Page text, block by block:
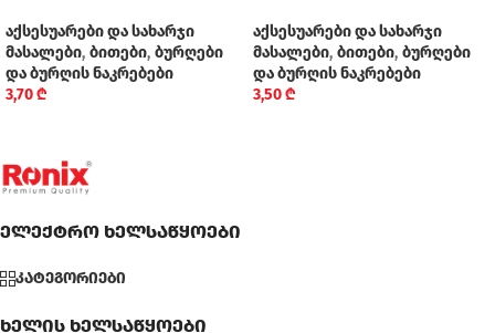
აქსესუარები და სახარჯი
მასალები, ბითები, ბურღები
და ბურღის ნაკრებები
3,70₾
აქსესუარები და სახარჯი
მასალები, ბითები, ბურღები
და ბურღის ნაკრებები
3,50₾
ელექტრო ხელსაწყოები
კატეგორიები
ხელის ხელსაწყოები